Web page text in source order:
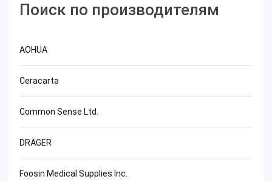
Поиск по производителям
AOHUA
Ceracarta
Common Sense Ltd.
DRÄGER
Foosin Medical Supplies Inc.